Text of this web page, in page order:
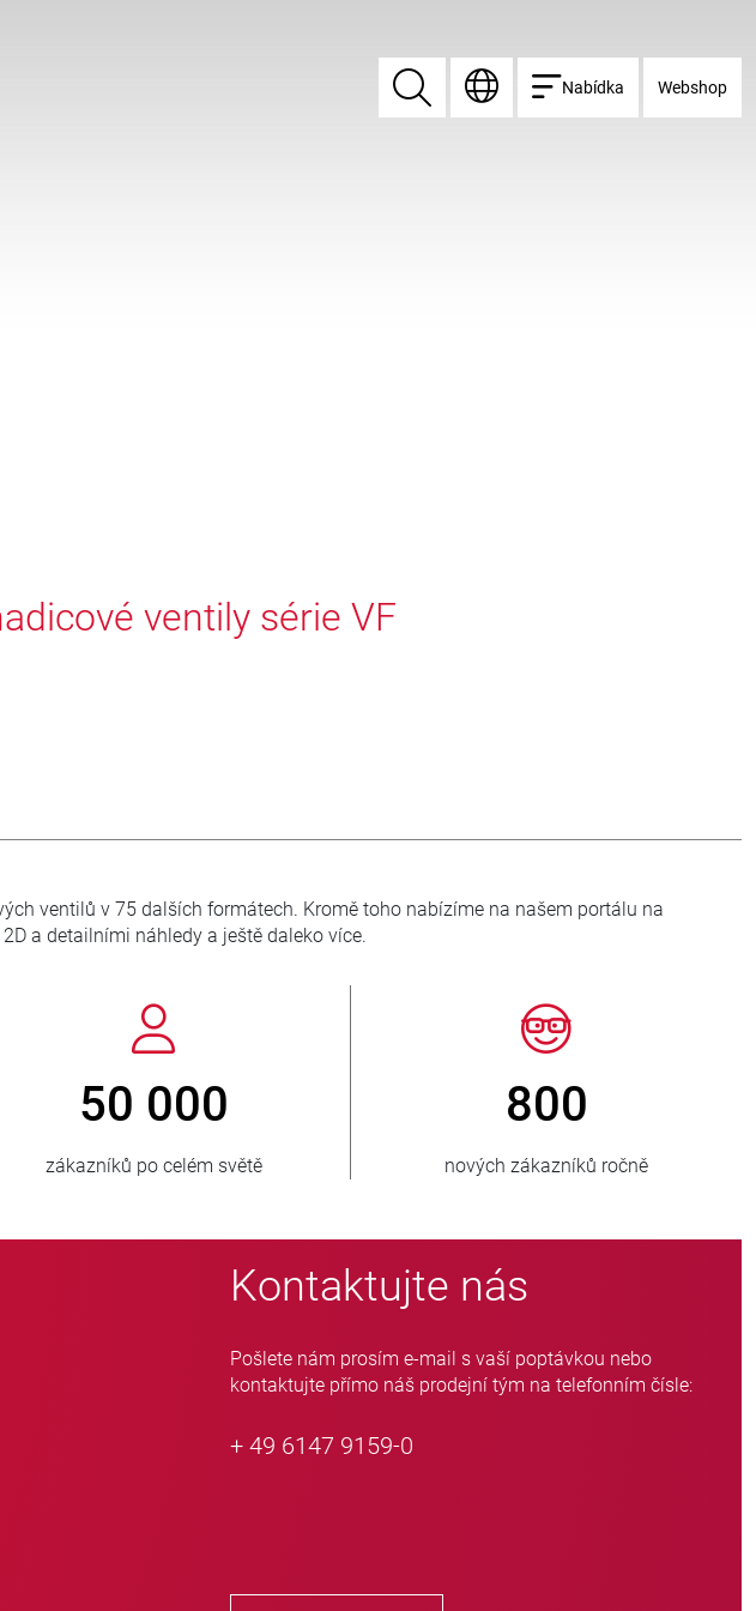
Vyhledat
Vyhledat Nabídka Webshop
ventily série VF
ventilů v 75 dalších formátech. Kromě toho nabízíme na našem portálu na
a detailními náhledy a ještě daleko více.
800
zákazníků ročně
> 3 500 000
prodaných jednotek
Kontaktujte nás
Pošlete nám prosím e-mail s vaší poptávkou nebo
kontaktujte přímo náš prodejní tým na telefonním čísle:
+ 49 6147 9159-0